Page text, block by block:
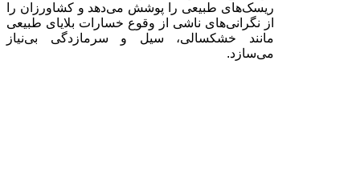
ریسک‌های طبیعی را پوشش می‌دهد و کشاورزان را
از نگرانی‌های ناشی از وقوع خسارات بلایای طبیعی
مانند خشکسالی، سیل و سرمازدگی بی‌نیاز
می‌سازد.